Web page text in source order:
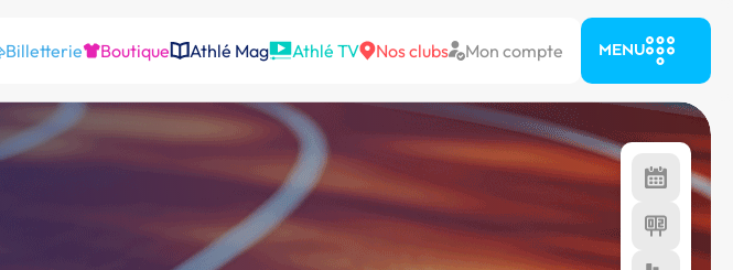
Billetterie Boutique Athlé Mag Athlé TV Nos clubs Mon compte MENU